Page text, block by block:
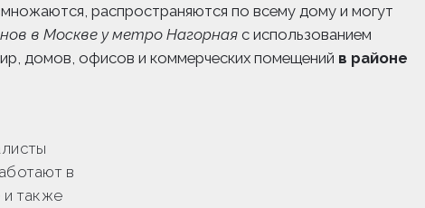
распространяются по всему дому и могут
в Москве у метро Нагорнаяс использованием
домов, офисов и коммерческих помещений в районе
в
также